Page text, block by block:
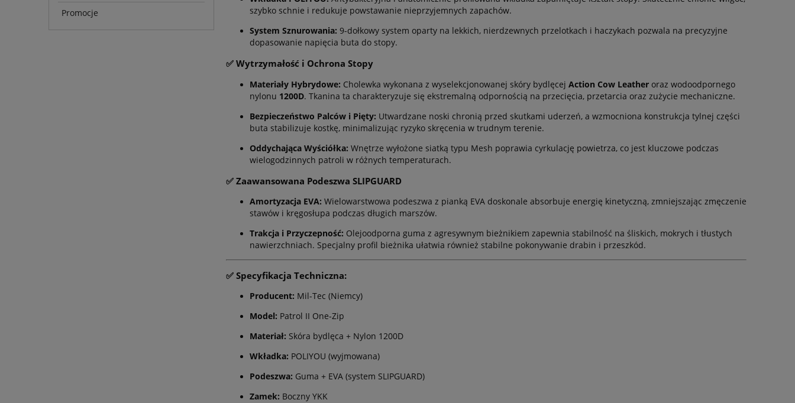
Promocje
szybko schnie i redukuje powstawanie nieprzyjemnych zapachów.
System Sznurowania: 9-dołkowy system oparty na lekkich, nierdzewnych przelotkach i haczykach pozwala na precyzyjne
dopasowanie napięcia buta do stopy.
✅ Wytrzymałość i Ochrona Stopy
Materiały Hybrydowe: Cholewka wykonana z wyselekcjonowanej skóry bydlęcej Action Cow Leather oraz wodoodpornego
nylonu 1200D. Tkanina ta charakteryzuje się ekstremalną odpornością na przecięcia, przetarcia oraz zużycie mechaniczne.
Bezpieczeństwo Palców i Pięty: Utwardzane noski chronią przed skutkami uderzeń, a wzmocniona konstrukcja tylnej części
buta stabilizuje kostkę, minimalizując ryzyko skręcenia w trudnym terenie.
Oddychająca Wyściółka: Wnętrze wyłożone siatką typu Mesh poprawia cyrkulację powietrza, co jest kluczowe podczas
wielogodzinnych patroli w różnych temperaturach.
✅ Zaawansowana Podeszwa SLIPGUARD
Amortyzacja EVA: Wielowarstwowa podeszwa z pianką EVA doskonale absorbuje energię kinetyczną, zmniejszając zmęczenie
stawów i kręgosłupa podczas długich marszów.
Trakcja i Przyczepność: Olejoodporna guma z agresywnym bieżnikiem zapewnia stabilność na śliskich, mokrych i tłustych
nawierzchniach. Specjalny profil bieżnika ułatwia również stabilne pokonywanie drabin i przeszkód.
✅ Specyfikacja Techniczna:
Producent: Mil-Tec (Niemcy)
Model: Patrol II One-Zip
Materiał: Skóra bydlęca + Nylon 1200D
Wkładka: POLIYOU (wyjmowana)
Podeszwa: Guma + EVA (system SLIPGUARD)
Zamek: Boczny YKK